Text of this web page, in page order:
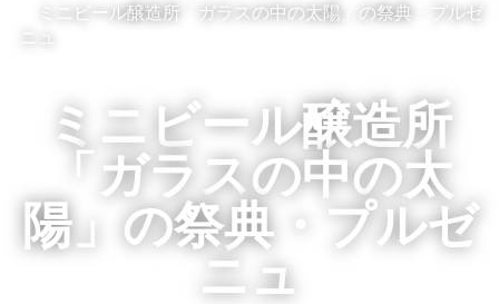
ミニビール醸造所「ガラスの中の太陽」の祭典・プルゼ
ミニビール醸造所
「ガラスの中の太
陽」の祭典・プルゼ
ニュ